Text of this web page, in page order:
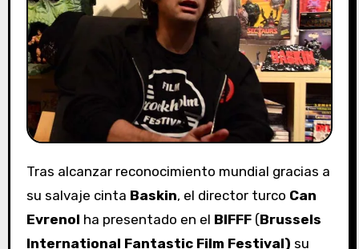
Tras alcanzar reconocimiento mundial gracias a
su salvaje cinta Baskin, el director turco Can
Evrenol ha presentado en el BIFFF(Brussels
International Fantastic Film Festival) su